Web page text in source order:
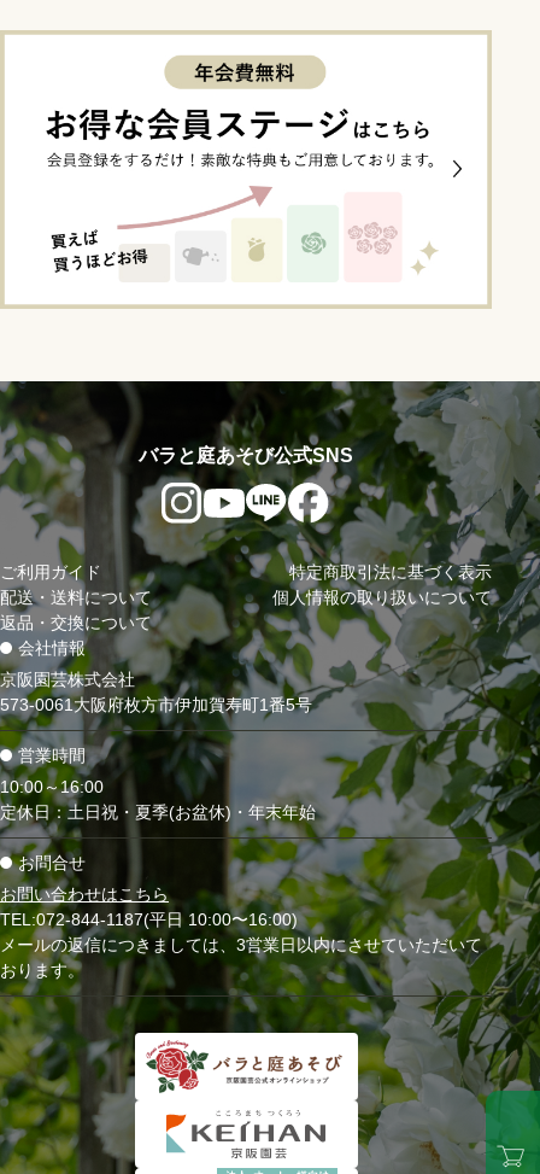
会社情報
京阪園芸株式会社
573-0061大阪府枚方市伊加賀寿町1番5号
営業時間
10:00～16:00
定休日：土日祝・夏季(お盆休)・年末年始
お問合せ
お問い合わせはこちら
TEL:072-844-1187(平日 10:00〜16:00)
メールの返信につきましては、3営業日以内にさせていただいて
おります。
バラと庭あそび公式SNS
ご利用ガイド
配送・送料について
返品・交換について
特定商取引法に基づく表示
個人情報の取り扱いについて